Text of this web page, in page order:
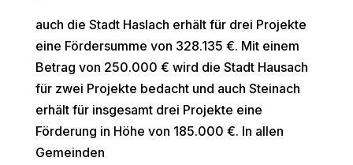
auch die Stadt Haslach erhält für drei Projekte
eine Fördersumme von 328.135 €. Mit einem
Betrag von 250.000 € wird die Stadt Hausach
für zwei Projekte bedacht und auch Steinach
erhält für insgesamt drei Projekte eine
Förderung in Höhe von 185.000 €. In allen
Gemeinden